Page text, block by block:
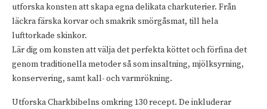
utforska konsten att skapa egna delikata charkuterier. Från
läckra färska korvar och smakrik smörgåsmat, till hela
lufttorkade skinkor.
Lär dig om konsten att välja det perfekta köttet och förfina det
genom traditionella metoder så som insaltning, mjölksyrning,
konservering, samt kall- och varmrökning.
Utforska Charkbibelns omkring 130 recept. De inkluderar